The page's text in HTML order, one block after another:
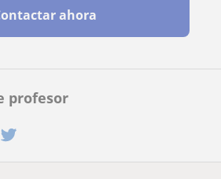
profesor
ahora